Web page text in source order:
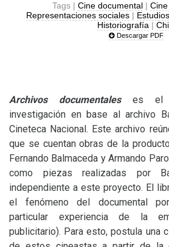
Tags | Cine documental |
Representaciones sociales|
Historiografía |
Descargar PDF
Archivos documentaleses el
investigación en base al archivo
Cineteca Nacional. Este archivo
que se cuentan obras de la
Fernando Balmaceda y Armando
como piezas realizadas por
independiente a este proyecto. El
el fenómeno del documental
particular experiencia de la
publicitario). Para esto, postula una